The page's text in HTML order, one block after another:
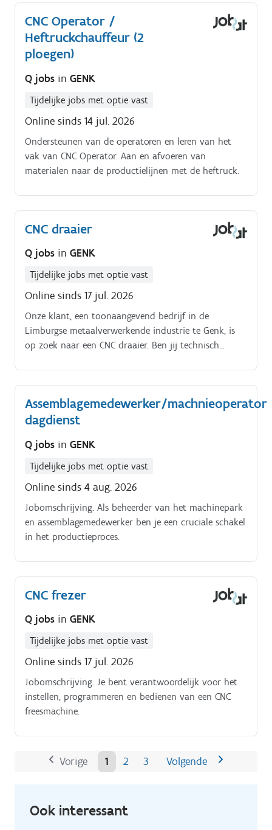
afwijkingen de juiste controleplannen opvolgen
Continu toezicht houden op het productieproces via
statische procescontrole Inzicht hebben in de
verschillende afvalstromen en deze correct beheren
Procedures kunnen opzoeken, begrijpen en toepassen
Recepturen lezen en registreren, met een goed begrip
van poederdoseringen Bediening van machines
volgens instructies.
CNC Operator /
Heftruckchauffeur (2
ploegen)
Q jobs in GENK
Tijdelijke jobs met optie vast
Online sinds 14 jul. 2026
Ondersteunen van de operatoren en leren van het
vak van CNC Operator. Aan en afvoeren van
materialen naar de productielijnen met de heftruck.
CNC draaier
Q jobs in GENK
Tijdelijke jobs met optie vast
Online sinds 17 jul. 2026
Onze klant, een toonaangevend bedrijf in de
Limburgse metaalverwerkende industrie te Genk, is
op zoek naar een CNC draaier. Ben jij technisch
Assemblagemedewerker/machnieoperator
dagdienst
Q jobs in GENK
Tijdelijke jobs met optie vast
Online sinds 4 aug. 2026
Jobomschrijving. Als beheerder van het machinepark
en assemblagemedewerker ben je een cruciale schakel
in het productieproces.
CNC frezer
Q jobs in GENK
Tijdelijke jobs met optie vast
Online sinds 17 jul. 2026
Jobomschrijving. Je bent verantwoordelijk voor het
instellen, programmeren en bedienen van een CNC
freesmachine.
Vorige 1 2 3 Volgende
Ook interessant